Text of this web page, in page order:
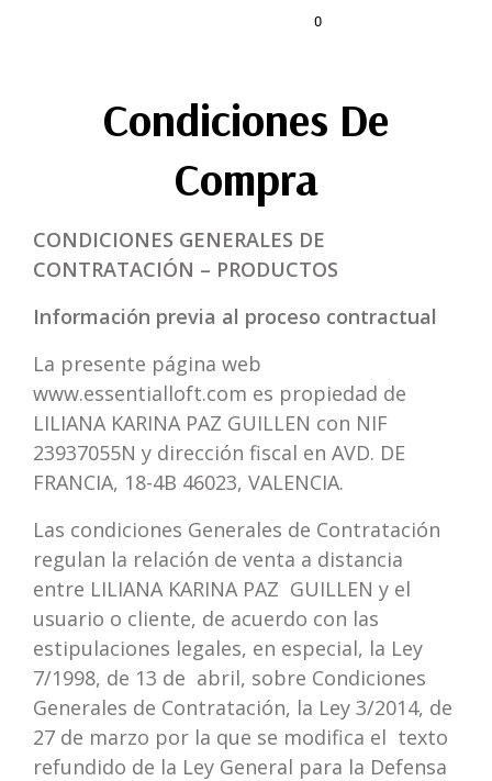
0
Condiciones De
Compra
CONDICIONES GENERALES DE
CONTRATACIÓN – PRODUCTOS
Información previa al proceso contractual
La presente página web
www.essentialloft.com es propiedad de
LILIANA KARINA PAZ GUILLEN con NIF
23937055N y dirección fiscal en AVD. DE
FRANCIA, 18-4B 46023, VALENCIA.
Las condiciones Generales de Contratación
regulan la relación de venta a distancia
entre LILIANA KARINA PAZ GUILLEN y el
usuario o cliente, de acuerdo con las
estipulaciones legales, en especial, la Ley
7/1998, de 13 de abril, sobre Condiciones
Generales de Contratación, la Ley 3/2014, de
27 de marzo por la que se modifica el texto
refundido de la Ley General para la Defensa